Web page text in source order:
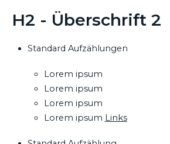
H2 - Überschrift 2
Standard Aufzählungen
Lorem ipsum
Lorem ipsum
Lorem ipsum
Lorem ipsum Links